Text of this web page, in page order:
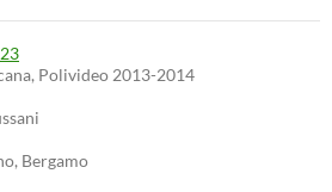
Polivideo 2013-2014
Bergamo